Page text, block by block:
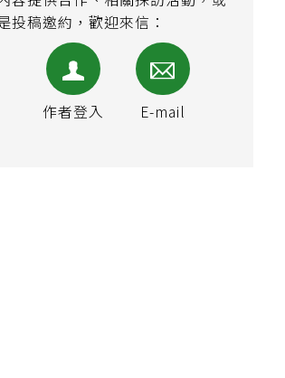
內容提供合作、相關採訪活動，或